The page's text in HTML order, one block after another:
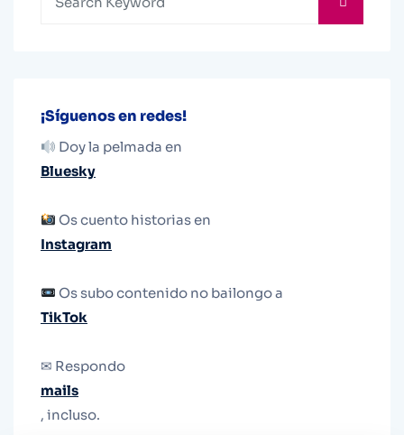
¡Síguenos en redes!
Doy la pelmada en
Bluesky
Os cuento historias en
Instagram
Os subo contenido no bailongo a
TikTok
✉ Respondo
mails
, incluso.